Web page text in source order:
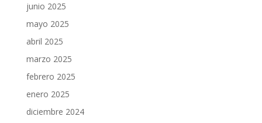
junio 2025
mayo 2025
abril 2025
marzo 2025
febrero 2025
enero 2025
diciembre 2024